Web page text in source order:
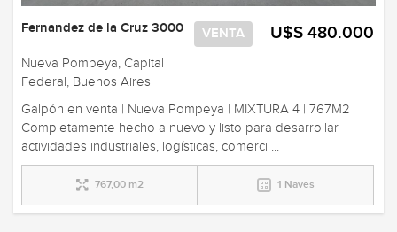
U$S 480.000
VENTA
Fernandez de la Cruz 3000
Nueva Pompeya, Capital
Federal, Buenos Aires
Galpón en venta | Nueva Pompeya | MIXTURA 4 | 767M2
Completamente hecho a nuevo y listo para desarrollar
actividades industriales, logísticas, comerci ...
767,00 m2 1 Naves